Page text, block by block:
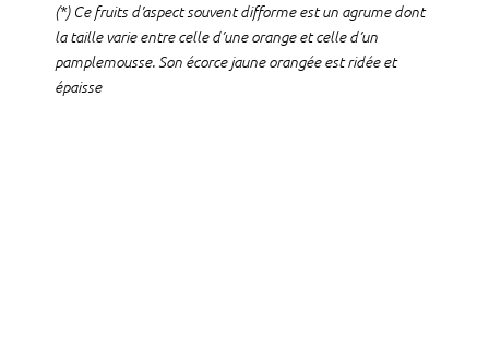
(*) Ce fruits d’aspect souvent difforme est un agrume dont
la taille varie entre celle d’une orange et celle d’un
pamplemousse. Son écorce jaune orangée est ridée et
épaisse